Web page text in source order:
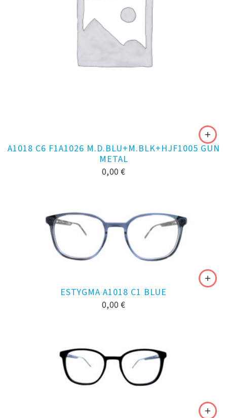
A1018 C6 F1A1026 M.D.BLU+M.BLK+HJF1005 GUN
METAL
0,00 €
ESTYGMA A1018 C1 BLUE
0,00 €